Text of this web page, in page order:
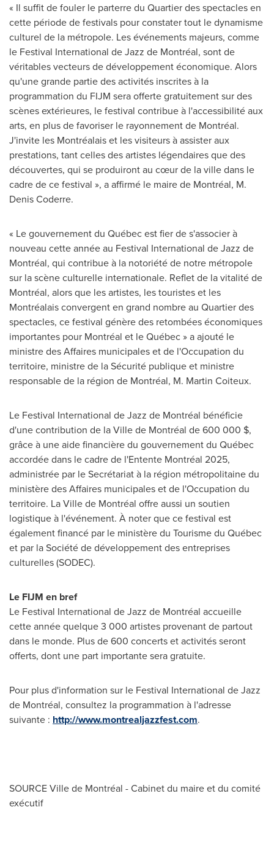
« Il suffit de fouler le parterre du Quartier des spectacles en
cette période de festivals pour constater tout le dynamisme
culturel de la métropole. Les événements majeurs, comme
le Festival International de Jazz de Montréal, sont de
véritables vecteurs de développement économique. Alors
qu'une grande partie des activités inscrites à la
programmation du FIJM sera offerte gratuitement sur des
scènes extérieures, le festival contribue à l'accessibilité aux
arts, en plus de favoriser le rayonnement de Montréal.
J'invite les Montréalais et les visiteurs à assister aux
prestations, tant celles des artistes légendaires que des
découvertes, qui se produiront au cœur de la ville dans le
cadre de ce festival », a affirmé le maire de Montréal, M.
Denis Coderre.
« Le gouvernement du Québec est fier de s'associer à
nouveau cette année au Festival International de Jazz de
Montréal, qui contribue à la notoriété de notre métropole
sur la scène culturelle internationale. Reflet de la vitalité de
Montréal, alors que les artistes, les touristes et les
Montréalais convergent en grand nombre au Quartier des
spectacles, ce festival génère des retombées économiques
importantes pour Montréal et le Québec » a ajouté le
ministre des Affaires municipales et de l'Occupation du
territoire, ministre de la Sécurité publique et ministre
responsable de la région de Montréal, M. Martin Coiteux.
Le Festival International de Jazz de Montréal bénéficie
d'une contribution de la Ville de Montréal de 600 000 $,
grâce à une aide financière du gouvernement du Québec
accordée dans le cadre de l'Entente Montréal 2025,
administrée par le Secrétariat à la région métropolitaine du
ministère des Affaires municipales et de l'Occupation du
territoire. La Ville de Montréal offre aussi un soutien
logistique à l'événement. À noter que ce festival est
également financé par le ministère du Tourisme du Québec
et par la Société de développement des entreprises
culturelles (SODEC).
Le FIJM en bref
Le Festival International de Jazz de Montréal accueille
cette année quelque 3 000 artistes provenant de partout
dans le monde. Plus de 600 concerts et activités seront
offerts, dont une part importante sera gratuite.
Pour plus d'information sur le Festival International de Jazz
de Montréal, consultez la programmation à l'adresse
suivante : http://www.montrealjazzfest.com.
SOURCE Ville de Montréal - Cabinet du maire et du comité
exécutif